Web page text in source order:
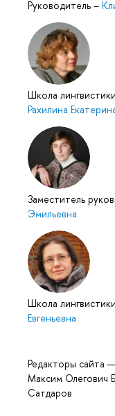
Руководитель –
Школа
Рахилина
Заместитель
Эмильевна
Школа
Евгеньевна
Редакторы сайта —
Максим Олегович
Сатдаров